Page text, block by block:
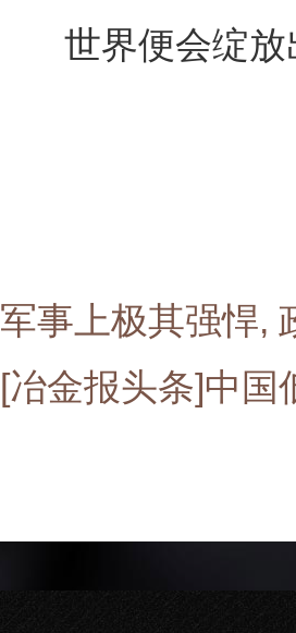
世界便会绽
军事上极其强悍,
[冶金报头条]中国